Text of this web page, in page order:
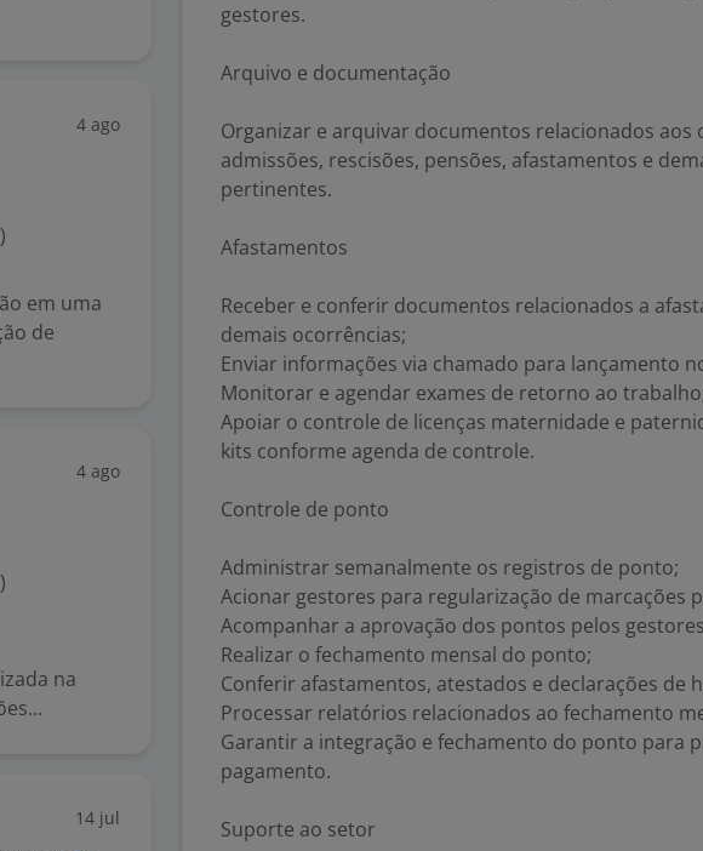
4 ago
em uma
de
4 ago
na
14 jul
gestores.
Arquivo e documentação
Organizar e arquivar documentos relacionados aos
admissões, rescisões, pensões, afastamentos e
pertinentes.
Afastamentos
Receber e conferir documentos relacionados a
demais ocorrências;
Enviar informações via chamado para lançamento
Monitorar e agendar exames de retorno ao
Apoiar o controle de licenças maternidade e
kits conforme agenda de controle.
Controle de ponto
Administrar semanalmente os registros de ponto;
Acionar gestores para regularização de marcações
Acompanhar a aprovação dos pontos pelos
Realizar o fechamento mensal do ponto;
Conferir afastamentos, atestados e declarações de
Processar relatórios relacionados ao fechamento
Garantir a integração e fechamento do ponto para
pagamento.
Suporte ao setor